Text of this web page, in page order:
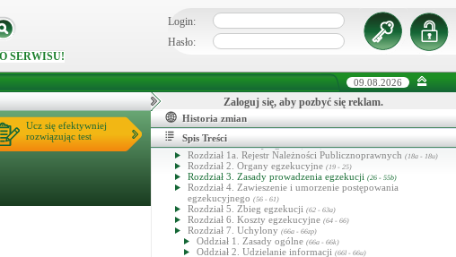
SERWISU!
Login:
Hasło:
09.08.2026
Ucz się efektywniej
rozwiązując test
Zaloguj się, aby pozbyć się reklam.
Historia zmian
Spis Treści
Ustawa o postępowaniu egzekucyjnym w administracji
Dział 1. Przepisy ogólne
Rozdział 1. Zasady ogólne(1 - 18)
Rozdział 1a. Rejestr Należności Publicznoprawnych (18a - 18u)
Rozdział 2. Organy egzekucyjne (19 - 25)
Rozdział 3. Zasady prowadzenia egzekucji (26 - 55b)
Rozdział 4. Zawieszenie i umorzenie postępowania
egzekucyjnego (56 - 61)
Rozdział 5. Zbieg egzekucji (62 - 63a)
Rozdział 6. Koszty egzekucyjne (64 - 66)
Rozdział 7. Uchylony (66a - 66zp)
Oddział 1. Zasady ogólne (66a - 66k)
Oddział 2. Udzielanie informacji (66l - 66u)